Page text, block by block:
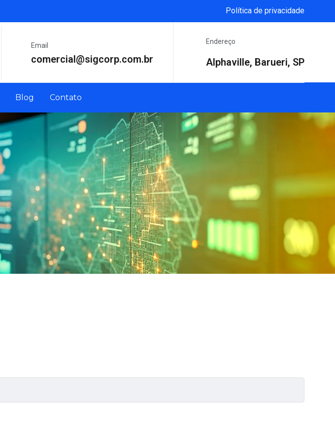
Política de privacidade
Email
comercial@sigcorp.com.br
Endereço
Alphaville, Barueri, SP
Blog Contato